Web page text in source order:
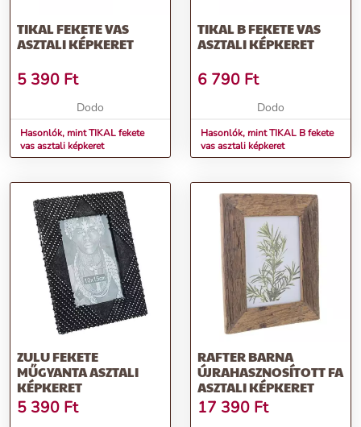
TIKAL FEKETE VAS
ASZTALI KÉPKERET
5 390 Ft
Dodo
Hasonlók, mint TIKAL fekete
vas asztali képkeret
TIKAL B FEKETE VAS
ASZTALI KÉPKERET
6 790 Ft
Dodo
Hasonlók, mint TIKAL B fekete
vas asztali képkeret
ZULU FEKETE
MŰGYANTA ASZTALI
KÉPKERET
5 390 Ft
RAFTER BARNA
ÚJRAHASZNOSÍTOTT FA
ASZTALI KÉPKERET
17 390 Ft